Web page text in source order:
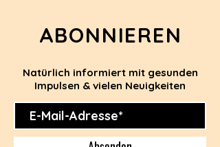
ABONNIEREN
Natürlich informiert mit gesunden
Impulsen & vielen Neuigkeiten